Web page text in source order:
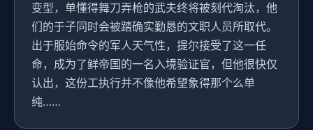
变型，单懂得舞刀弄枪的武夫终将被刻代淘汰，他
们的于子同时会被踏确实勤恳的文职人员所取代。
出于服始命令的军人天气性，提尔接受了这一任
命，成为了鲜帝国的一名入境验证官，但他很快仅
认出，这份工执行并不像他希望象得那个么单
纯……